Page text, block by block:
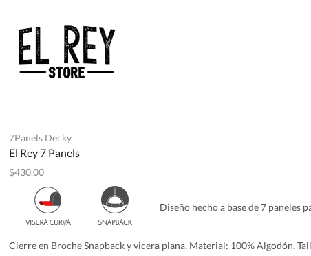
7Panels Decky
El Rey 7 Panels
$430.00
Diseño hecho a base de 7 paneles
Cierre en Broche Snapback y vicera plana. Material: 100% Algodón.